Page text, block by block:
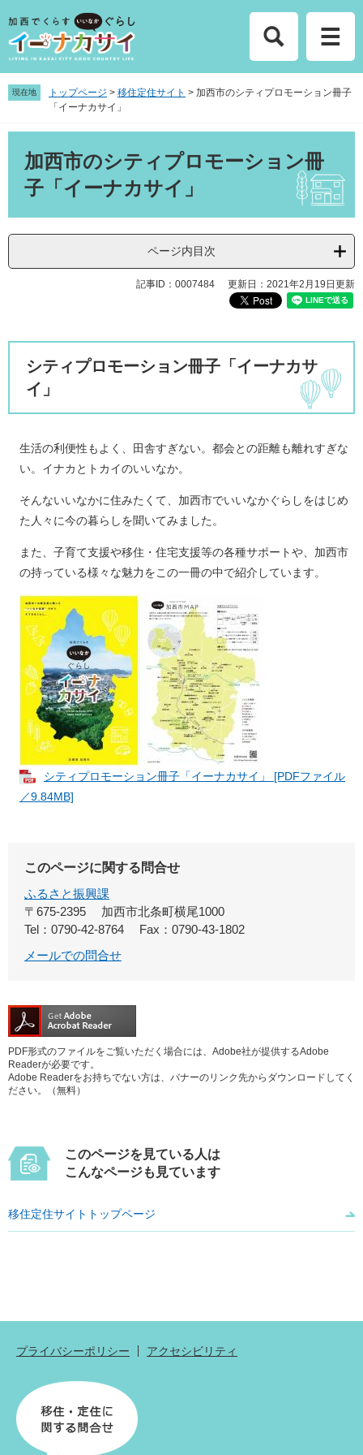
ー
ジ
の
先
ニ
ュ
ー
を
現在地 トップページ > 移住定住サイト > 加西市のシティプロモーション冊子
「イーナカサイ」
加西市のシティプロモーション冊
子「イーナカサイ」
ページ内目次
記事ID：0007484 更新日：2021年2月19日更新
シティプロモーション冊子「イーナカサ
イ」
生活の利便性もよく、田舎すぎない。都会との距離も離れすぎな
い。イナカとトカイのいいなか。
そんないいなかに住みたくて、加西市でいいなかぐらしをはじめ
た人々に今の暮らしを聞いてみました。
また、子育て支援や移住・住宅支援等の各種サポートや、加西市
の持っている様々な魅力をこの一冊の中で紹介しています。
シティプロモーション冊子「イーナカサイ」 [PDFファイル
／9.84MB]
このページに関する問合せ
ふるさと振興課
〒675-2395
加西市北条町横尾1000
Tel：0790-42-8764
Fax：0790-43-1802
メールでの問合せ
PDF形式のファイルをご覧いただく場合には、Adobe社が提供するAdobe
Readerが必要です。
Adobe Readerをお持ちでない方は、バナーのリンク先からダウンロードしてく
ださい。（無料）
このページを見ている人は
こんなページも見ています
移住定住サイトトップページ
プライバシーポリシー アクセシビリティ